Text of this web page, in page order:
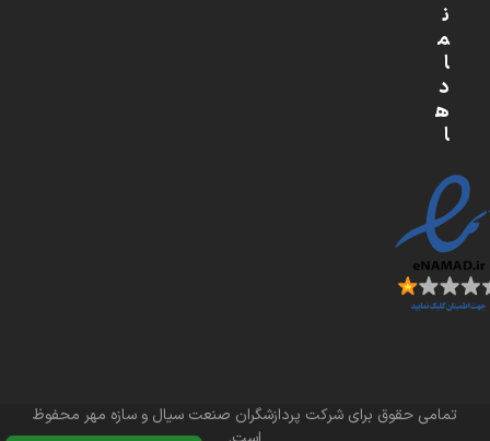
ن
م
ا
د
ه
ا
تمامی حقوق برای شرکت پردازشگران صنعت سیال و سازه مهر محفوظ